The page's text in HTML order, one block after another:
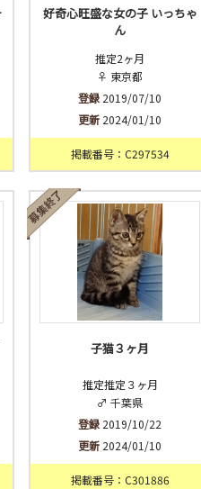
好奇心旺盛な女の子 いっちゃ
ん
推定2ヶ月
♀ 東京都
登録 2019/07/10
更新 2024/01/10
掲載番号：C297534
子猫３ヶ月
推定推定３ヶ月
♂ 千葉県
登録 2019/10/22
更新 2024/01/10
掲載番号：C301886